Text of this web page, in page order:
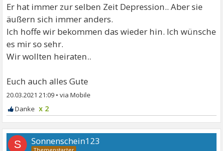
Er hat immer zur selben Zeit Depression.. Aber sie
äußern sich immer anders.
Ich hoffe wir bekommen das wieder hin. Ich wünsche
es mir so sehr.
Wir wollten heiraten..
Euch auch alles Gute
20.03.2021 21:09 •
x 2
S Sonnenschein123